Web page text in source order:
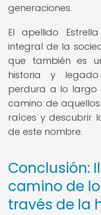
generaciones.
El apellido
integral de la
que también es
historia y
perdura a lo largo
camino de
raíces y descubrir
de este nombre.
Conclusión:
camino de
través de la